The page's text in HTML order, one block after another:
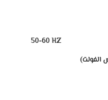
50-60
الفولت)